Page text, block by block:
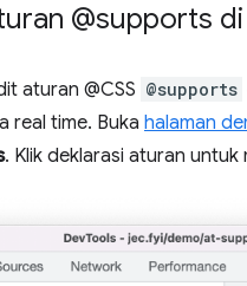
@supports
aturan @CSS @supports
real time. Buka halaman
. Klik deklarasi aturan untuk